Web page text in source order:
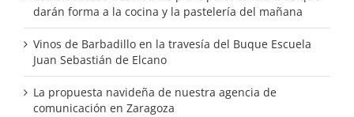
darán forma a la cocina y la pastelería del mañana
Vinos de Barbadillo en la travesía del Buque Escuela
Juan Sebastián de Elcano
La propuesta navideña de nuestra agencia de
comunicación en Zaragoza